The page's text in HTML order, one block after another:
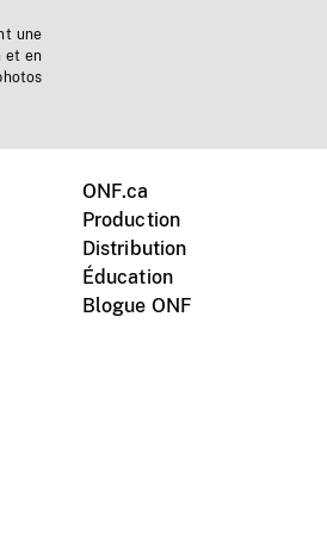
une
et en
ONF.ca
Production
Distribution
Éducation
Blogue ONF